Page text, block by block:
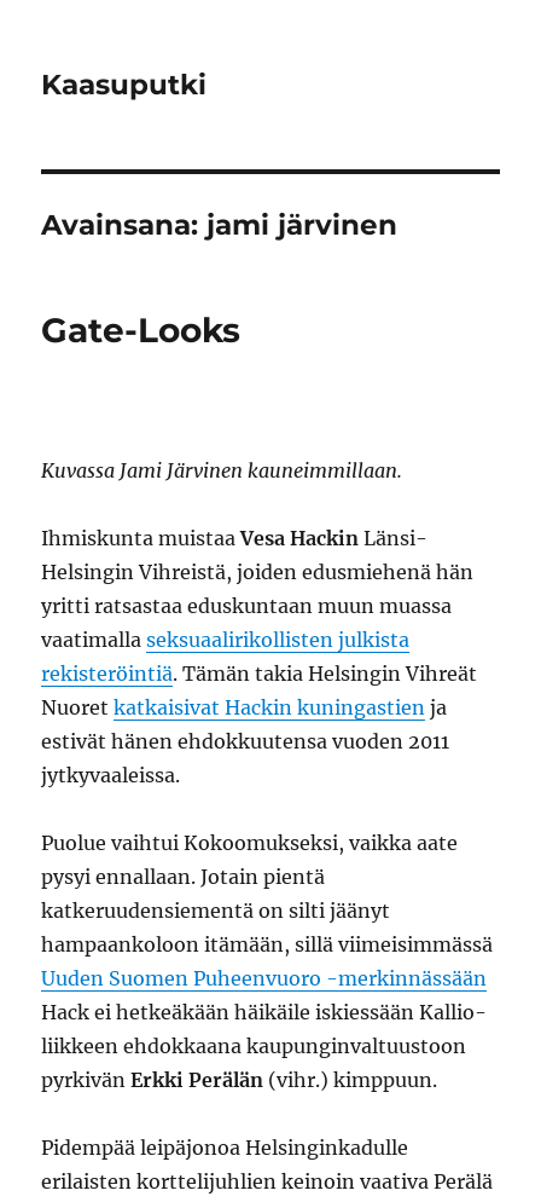
Kaasuputki
Avainsana: jami järvinen
Gate-Looks
Kuvassa Jami Järvinen kauneimmillaan.
Ihmiskunta muistaaVesa Hackin Länsi-
Helsingin Vihreistä, joiden edusmiehenä hän
yritti ratsastaa eduskuntaan muun muassa
vaatimallaseksuaalirikollisten julkista
rekisteröintiä. Tämän takia Helsingin Vihreät
Nuoretkatkaisivat Hackin kuningastien ja
estivät hänen ehdokkuutensa vuoden 2011
jytkyvaaleissa.
Puolue vaihtui Kokoomukseksi, vaikka aate
pysyi ennallaan. Jotain pientä
katkeruudensiementä on silti jäänyt
hampaankoloon itämään, sillä viimeisimmässä
Uuden Suomen Puheenvuoro -merkinnässään
Hack ei hetkeäkään häikäile iskiessään Kallio-
liikkeen ehdokkaana kaupunginvaltuustoon
pyrkivänErkki Perälän (vihr.) kimppuun.
Pidempää leipäjonoa Helsinginkadulle
erilaisten korttelijuhlien keinoin vaativa Perälä